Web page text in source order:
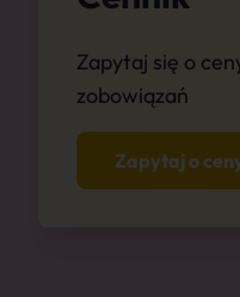
Zapytaj się o
zobowiązań
Zapytaj o